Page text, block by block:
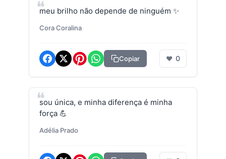
meu brilho não depende de ninguém ✨
Cora Coralina
Copiar ❤ 0
sou única, e minha diferença é minha
força 💪
Adélia Prado